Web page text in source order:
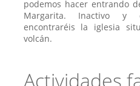
podemos hacer entrando
Margarita. Inactivo
encontraréis la iglesia
volcán.
Actividades